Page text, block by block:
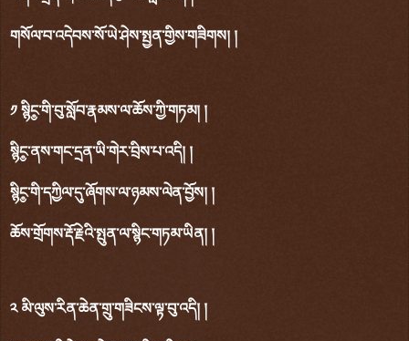
གསོལ་བ་འདེབས་སོ་ཡེ་ཤེས་སྤྱན་གྱིས་གཟིགས། །
༡ སྙིང༵་གི་བུ་སློབ་རྣམས་ལ་ཆོས་ཀྱི་གཏམ། །
སྙིང༵་ནས་གང་དྲན་ཡི་གེར་བྲིས་པ་འདི། །
སྙིང༵་གི་དཀྱིལ་དུ་ཞོགས་ལ་ཉམས་ལེན་བྱོས། །
ཆོས་གྲོགས་རྡོ་རྗེའི་སྤུན་ལ་སྙིང་གཏམ་ཡིན། །
༢ མི་ལུས་རིན་ཆེན་གྲུ་གཟིངས་ལྟ་བུ་འདི། །